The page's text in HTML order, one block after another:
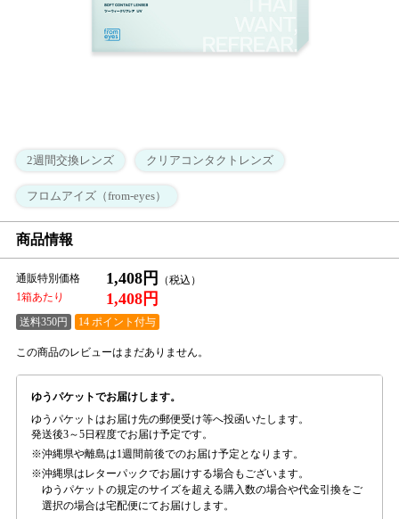
2週間交換レンズ クリアコンタクトレンズ
フロムアイズ（from-eyes）
商品情報
通販特別価格 1,408円
1箱あたり 1,408円
送料350円 14 ポイント付与
この商品のレビューはまだありません。
ゆうパケットでお届けします。
ゆうパケットはお届け先の郵便受け等へ投函いたします。
発送後3～5日程度でお届け予定です。
沖縄県や離島は1週間前後でのお届け予定となります。
沖縄県はレターパックでお届けする場合もございます。
ゆうパケットの規定のサイズを超える購入数の場合や代金引換をご
選択の場合は宅配便にてお届けします。